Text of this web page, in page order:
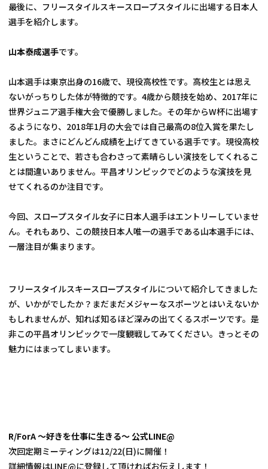
最後に、フリースタイルスキースロープスタイルに出場する日本人
選手を紹介します。
山本泰成選手です。
山本選手は東京出身の16歳で、現役高校性です。高校生とは思え
ないがっちりした体が特徴的です。4歳から競技を始め、2017年に
世界ジュニア選手権大会で優勝しました。その年からW杯に出場す
るようになり、2018年1月の大会では自己最高の8位入賞を果たし
ました。まさにどんどん成績を上げてきている選手です。現役高校
生ということで、若さも合わさって素晴らしい演技をしてくれるこ
とは間違いありません。平昌オリンピックでどのような演技を見
せてくれるのか注目です。
今回、スロープスタイル女子に日本人選手はエントリーしていませ
ん。それもあり、この競技日本人唯一の選手である山本選手には、
一層注目が集まります。
フリースタイルスキースロープスタイルについて紹介してきました
が、いかがでしたか？まだまだメジャーなスポーツとはいえないか
もしれませんが、知れば知るほど深みの出てくるスポーツです。是
非この平昌オリンピックで一度観戦してみてください。きっとその
魅力にはまってしまいます。
R/ForA 〜好きを仕事に生きる〜 公式LINE@
次回定期ミーティングは12/22(日)に開催！
詳細情報はLINE@に登録して頂ければお伝えします！